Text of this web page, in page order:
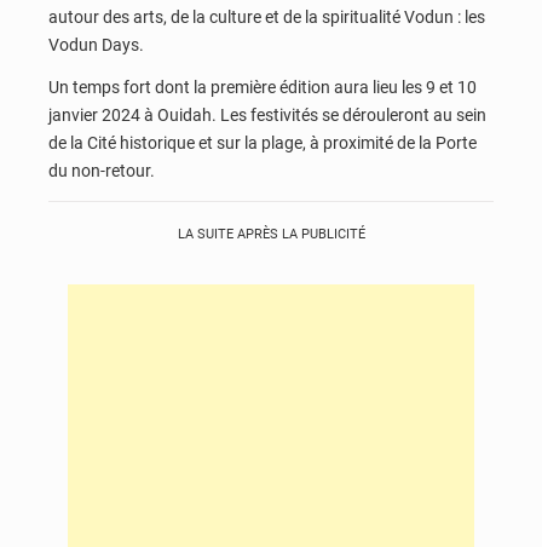
autour des arts, de la culture et de la spiritualité Vodun : les
Vodun Days.
Un temps fort dont la première édition aura lieu les 9 et 10
janvier 2024 à Ouidah. Les festivités se dérouleront au sein
de la Cité historique et sur la plage, à proximité de la Porte
du non-retour.
LA SUITE APRÈS LA PUBLICITÉ